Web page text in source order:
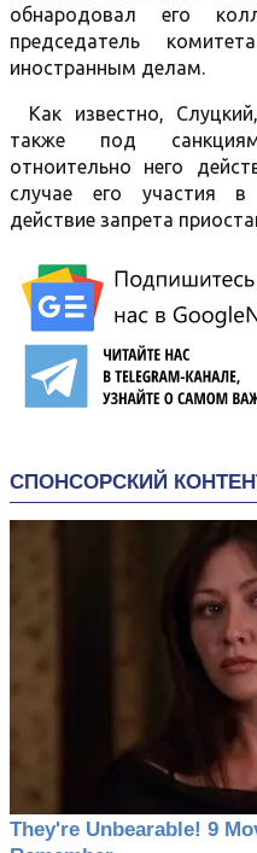
обнародовал его
председатель
иностранным делам.
Как известно,
также под
отноительно него
случае его участия
действие запрета